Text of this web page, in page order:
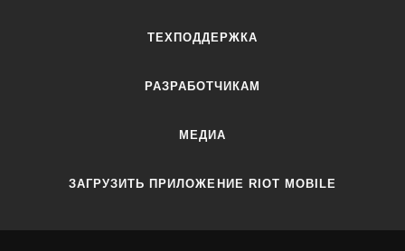
ТЕХПОДДЕРЖКА
РАЗРАБОТЧИКАМ
МЕДИА
ЗАГРУЗИТЬ ПРИЛОЖЕНИЕ RIOT MOBILE